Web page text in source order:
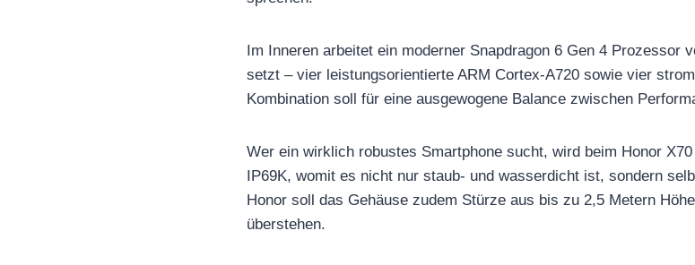
Im Inneren arbeitet ein moderner Snapdragon 6 Gen 4 Prozessor
setzt – vier leistungsorientierte ARM Cortex-A720 sowie vier
Kombination soll für eine ausgewogene Balance zwischen
Wer ein wirklich robustes Smartphone sucht, wird beim Honor
IP69K, womit es nicht nur staub- und wasserdicht ist, sondern
Honor soll das Gehäuse zudem Stürze aus bis zu 2,5 Metern
überstehen.